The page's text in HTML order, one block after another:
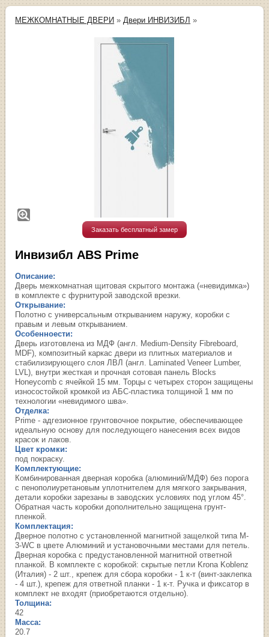
МЕЖКОМНАТНЫЕ ДВЕРИ » Двери ИНВИЗИБЛ »
Заказать бесплатный замер
Инвизибл ABS Prime
Описание:
Дверь межкомнатная щитовая скрытого монтажа («невидимка»)
в комплекте с фурнитурой заводской врезки.
Открывание:
Полотно с универсальным открыванием наружу, коробки с
правым и левым открыванием.
Особенноести:
Дверь изготовлена из МДФ (англ. Medium-Density Fibreboard,
MDF), композитный каркас двери из плитных материалов и
стабилизирующего слоя ЛВЛ (англ. Laminated Veneer Lumber,
LVL), внутри жесткая и прочная сотовая панель Blocks
Honeycomb с ячейкой 15 мм. Торцы с четырех сторон защищены
износостойкой кромкой из АБС-пластика толщиной 1 мм по
технологии «невидимого шва».
Отделка:
Prime - адгезионное грунтовочное покрытие, обеспечивающее
идеальную основу для последующего нанесения всех видов
красок и лаков.
Цвет кромки:
под покраску.
Комплектующие:
Комбинированная дверная коробка (алюминий/МДФ) без порога
с пенополиуретановым уплотнителем для мягкого закрывания,
детали коробки зарезаны в заводских условиях под углом 45°.
Обратная часть коробки дополнительно защищена грунт-
пленкой.
Комплектация:
Дверное полотно с установленной магнитной защелкой типа M-
3-WC в цвете Алюминий и установочными местами для петель.
Дверная коробка с предустановленной магнитной ответной
планкой. В комплекте с коробкой: скрытые петли Krona Koblenz
(Италия) - 2 шт., крепеж для сбора коробки - 1 к-т (винт-заклепка
- 4 шт.), крепеж для ответной планки - 1 к-т. Ручка и фиксатор в
комплект не входят (приобретаются отдельно).
Толщина:
42
Масса:
20.7